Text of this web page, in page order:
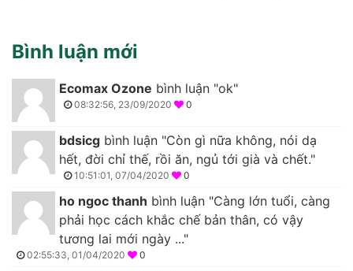
Bình luận mới
Ecomax Ozone bình luận "ok"
08:32:56, 23/09/2020 0
bdsicg bình luận "Còn gì nữa không, nói dạ
hết, đời chỉ thế, rồi ăn, ngủ tới già và chết."
10:51:01, 07/04/2020 0
ho ngoc thanh bình luận "Càng lớn tuổi, càng
phải học cách khắc chế bản thân, có vậy
tương lai mới ngày ..."
02:55:33, 01/04/2020 0